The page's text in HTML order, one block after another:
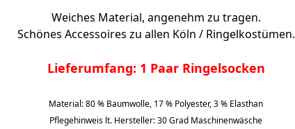
Weiches Material, angenehm zu tragen.
Schönes Accessoires zu allen Köln / Ringelkostümen.
Lieferumfang: 1 Paar Ringelsocken
Material: 80 % Baumwolle, 17 % Polyester, 3 % Elasthan
Pflegehinweis lt. Hersteller: 30 Grad Maschinenwäsche